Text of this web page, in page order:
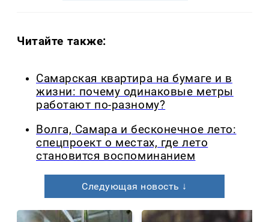
Читайте также:
Самарская квартира на бумаге и в
жизни: почему одинаковые метры
работают по-разному?
Волга, Самара и бесконечное лето:
спецпроект о местах, где лето
становится воспоминанием
Следующая новость ↓